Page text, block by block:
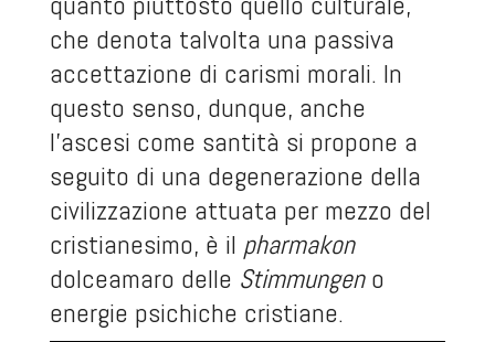
che denota talvolta una passiva
accettazione di carismi morali. In
questo senso, dunque, anche
l’ascesi come santità si propone a
seguito di una degenerazione della
civilizzazione attuata per mezzo del
cristianesimo, è il pharmakon
dolceamaro delle Stimmungeno
energie psichiche cristiane.